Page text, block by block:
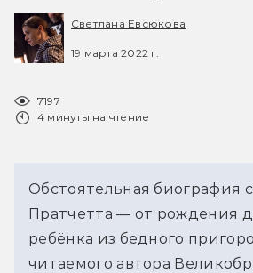
Светлана Евсюкова
19 марта 2022 г.
7197
4 минуты на чтение
Обстоятельная биография
Пратчетта — от рождения
ребёнка из бедного
читаемого автора